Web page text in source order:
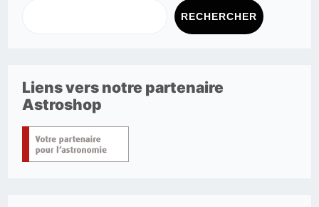
RECHERCHER
Liens vers notre partenaire
Astroshop